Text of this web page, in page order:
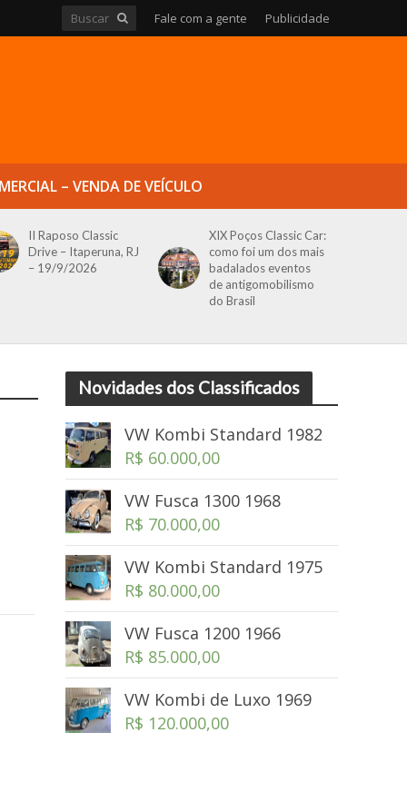
Fale com a gente Publicidade
– VENDA DE VEÍCULO
II Raposo Classic
Drive – Itaperuna, RJ
– 19/9/2026
XIX Poços Classic Car:
como foi um dos mais
badalados eventos
de antigomobilismo
do Brasil
Novidades dos Classificados
VW Kombi Standard 1982
R$ 60.000,00
VW Fusca 1300 1968
R$ 70.000,00
VW Kombi Standard 1975
R$ 80.000,00
VW Fusca 1200 1966
R$ 85.000,00
VW Kombi de Luxo 1969
R$ 120.000,00